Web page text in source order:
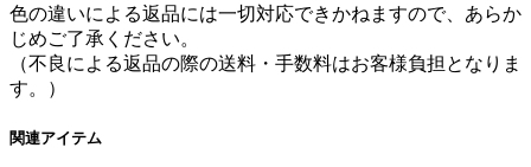
色の違いによる返品には一切対応できかねますので、あらか
じめご了承ください。
（不良による返品の際の送料・手数料はお客様負担となりま
す。）
関連アイテム